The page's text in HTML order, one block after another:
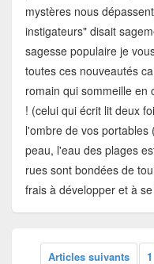
mystères nous
instigateurs" disait
sagesse populaire je
toutes ces nouveautés
romain qui sommeille en
! (celui qui écrit lit deux
l'ombre de vos portables
peau, l'eau des plages
rues sont bondées de
frais à développer et à
Articles suivants 1